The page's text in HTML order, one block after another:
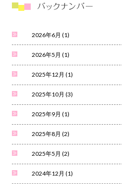
2026年6月 (1)
2026年5月 (1)
2025年12月 (1)
2025年10月 (3)
2025年9月 (1)
2025年8月 (2)
2025年5月 (2)
2024年12月 (1)